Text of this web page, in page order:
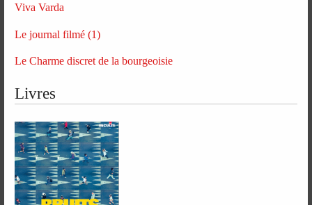
Viva Varda
Le journal filmé (1)
Le Charme discret de la bourgeoisie
Livres